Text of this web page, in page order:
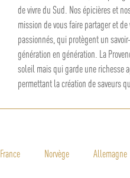
de vivre du Sud. Nos épicières et
mission de vous faire partager et
passionnés, qui protègent un
génération en génération. La
soleil mais qui garde une richesse
permettant la création de saveurs
Depuis 1830 nous avons toujours
la confiserie traditionnelle de
France Norvège Allemagne